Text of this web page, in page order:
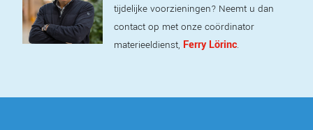
tijdelijke voorzieningen? Neemt u dan
contact op met onze coördinator
materieeldienst, Ferry Lörinc.